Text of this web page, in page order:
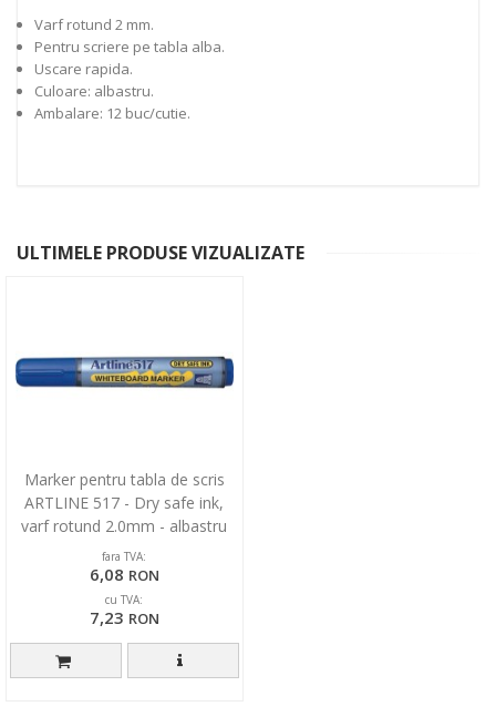
Varf rotund 2 mm.
Pentru scriere pe tabla alba.
Uscare rapida.
Culoare: albastru.
Ambalare: 12 buc/cutie.
ULTIMELE PRODUSE VIZUALIZATE
Marker pentru tabla de scris
ARTLINE 517 - Dry safe ink,
varf rotund 2.0mm - albastru
fara TVA:
6,08 RON
cu TVA:
7,23 RON